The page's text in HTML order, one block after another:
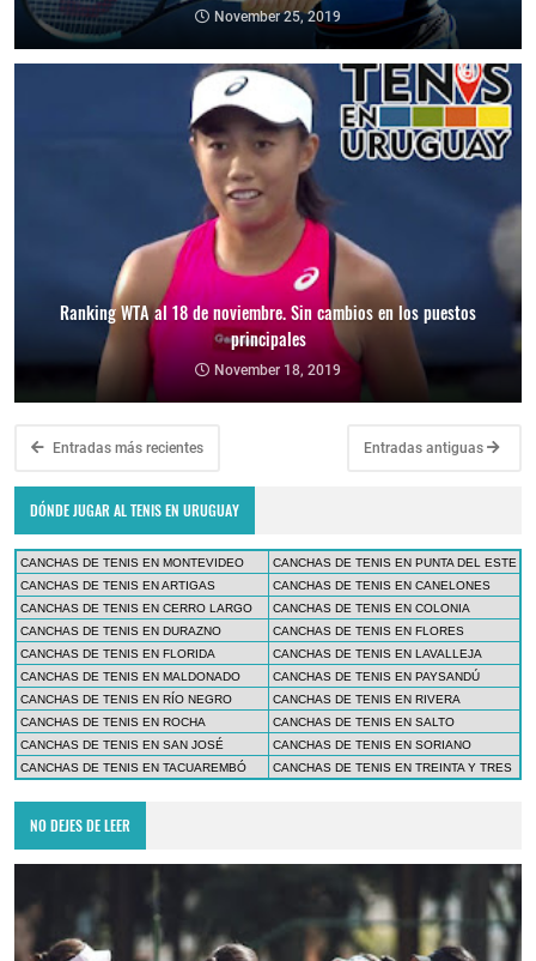
November 25, 2019
Ranking WTA al 18 de noviembre. Sin cambios en los puestos
principales
November 18, 2019
Entradas más recientes Entradas antiguas
DÓNDE JUGAR AL TENIS EN URUGUAY
CANCHAS DE TENIS EN MONTEVIDEO
CANCHAS DE TENIS EN PUNTA DEL ESTE
CANCHAS DE TENIS EN ARTIGAS
CANCHAS DE TENIS EN CANELONES
CANCHAS DE TENIS EN CERRO LARGO
CANCHAS DE TENIS EN COLONIA
CANCHAS DE TENIS EN DURAZNO
CANCHAS DE TENIS EN FLORES
CANCHAS DE TENIS EN FLORIDA
CANCHAS DE TENIS EN LAVALLEJA
CANCHAS DE TENIS EN MALDONADO
CANCHAS DE TENIS EN PAYSANDÚ
CANCHAS DE TENIS EN RÍO NEGRO
CANCHAS DE TENIS EN RIVERA
CANCHAS DE TENIS EN ROCHA
CANCHAS DE TENIS EN SALTO
CANCHAS DE TENIS EN SAN JOSÉ
CANCHAS DE TENIS EN SORIANO
CANCHAS DE TENIS EN TACUAREMBÓ
CANCHAS DE TENIS EN TREINTA Y TRES
NO DEJES DE LEER